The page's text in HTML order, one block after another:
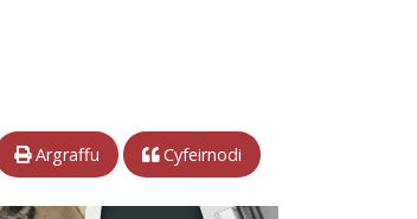
Argraffu Cyfeirnodi